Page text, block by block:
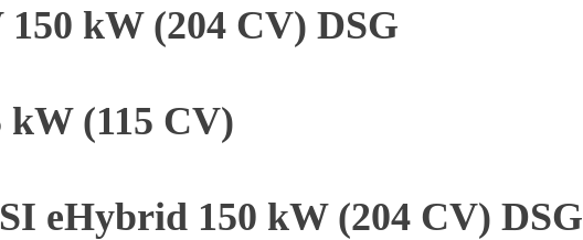
kW (204 CV) DSG
kW (115 CV)
eHybrid 150 kW (204 CV) DSG